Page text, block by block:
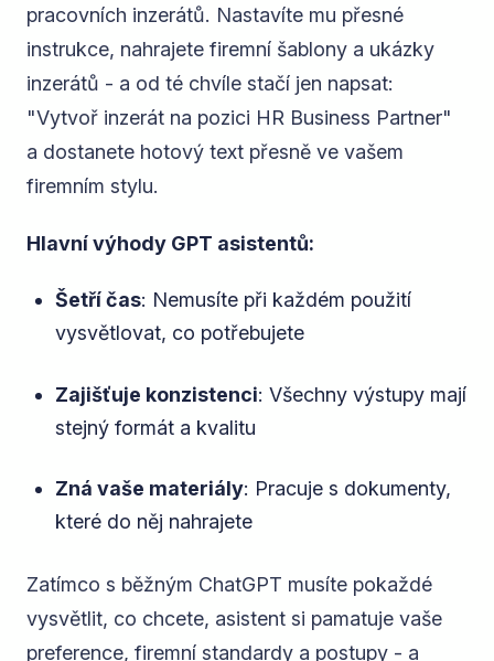
pracovních inzerátů. Nastavíte mu přesné
instrukce, nahrajete firemní šablony a ukázky
inzerátů - a od té chvíle stačí jen napsat:
"Vytvoř inzerát na pozici HR Business Partner"
a dostanete hotový text přesně ve vašem
firemním stylu.
Hlavní výhody GPT asistentů:
Šetří čas: Nemusíte při každém použití
vysvětlovat, co potřebujete
Zajišťuje konzistenci: Všechny výstupy mají
stejný formát a kvalitu
Zná vaše materiály: Pracuje s dokumenty,
které do něj nahrajete
Zatímco s běžným ChatGPT musíte pokaždé
vysvětlit, co chcete, asistent si pamatuje vaše
preference, firemní standardy a postupy - a